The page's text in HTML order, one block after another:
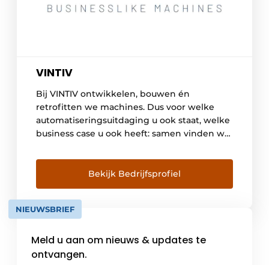
VINTIV
Bij VINTIV ontwikkelen, bouwen én
retrofitten we machines. Dus voor welke
automatiseringsuitdaging u ook staat, welke
business case u ook heeft: samen vinden we
begeleiden uw business case en werken
deze uit tot een technische oplossing. We
ontwikkelen en bouwen
hoogtechnologische machines op maat van
uw bedrijf. We retrofitten […]
Bekijk Bedrijfsprofiel
NIEUWSBRIEF
Meld u aan om nieuws & updates te
ontvangen.